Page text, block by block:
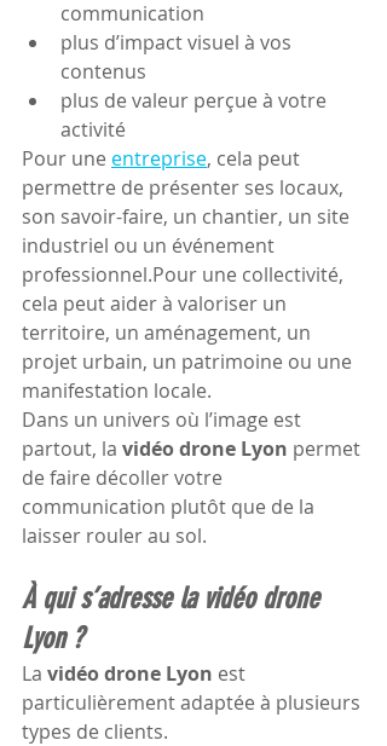
communication
plus d’impact visuel à vos
contenus
plus de valeur perçue à votre
activité
Pour une entreprise, cela peut
permettre de présenter ses locaux,
son savoir-faire, un chantier, un site
industriel ou un événement
professionnel.Pour une collectivité,
cela peut aider à valoriser un
territoire, un aménagement, un
projet urbain, un patrimoine ou une
manifestation locale.
Dans un univers où l’image est
partout, la vidéo drone Lyon permet
de faire décoller votre
communication plutôt que de la
laisser rouler au sol.
À qui s’adresse la vidéo drone
Lyon ?
La vidéo drone Lyon est
particulièrement adaptée à plusieurs
types de clients.